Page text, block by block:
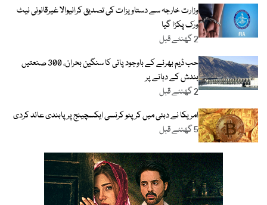
وزارت خارجہ سے دستاویزات کی تصدیق کرانیوالا غیرقانونی نیٹ
ورک پکڑا گیا
2 گھنٹے قبل
حب ڈیم بھرنے کے باوجود پانی کا سنگین بحران، 300 صنعتیں
بندش کے دہانے پر
2 گھنٹے قبل
امریکا نے دبئی میں کرپٹو کرنسی ایکسچینج پر پابندی عائد کردی
5 گھنٹے قبل